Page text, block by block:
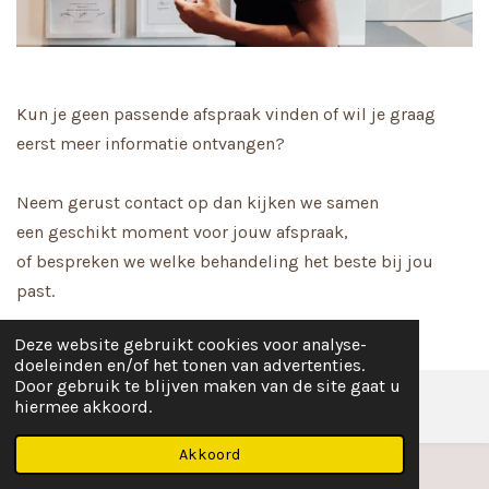
Deze website gebruikt cookies voor analyse-
doeleinden en/of het tonen van advertenties.
Door gebruik te blijven maken van de site gaat u
hiermee akkoord.
Akkoord
Kun je geen passende afspraak vinden of wil je graag
eerst meer informatie ontvangen?
Neem gerust contact op dan kijken we samen
een geschikt moment voor jouw afspraak,
of bespreken we welke behandeling het beste bij jou
past.